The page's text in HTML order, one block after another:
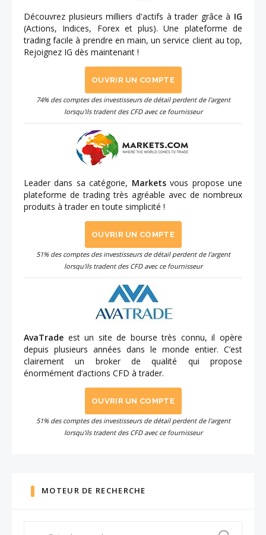
Découvrez plusieurs milliers d'actifs à trader grâce à IG
(Actions, Indices, Forex et plus). Une plateforme de
trading facile à prendre en main, un service client au top,
Rejoignez IG dès maintenant !
OUVRIR UN COMPTE
74% des comptes des investisseurs de détail perdent de l'argent
lorsqu'ils tradent des CFD avec ce fournisseur
Leader dans sa catégorie, Marketsvous propose une
plateforme de trading très agréable avec de nombreux
produits à trader en toute simplicité !
OUVRIR UN COMPTE
51% des comptes des investisseurs de détail perdent de l'argent
lorsqu'ils tradent des CFD avec ce fournisseur
AvaTrade est un site de bourse très connu, il opère
depuis plusieurs années dans le monde entier. C’est
clairement un broker de qualité qui propose
énormément d’actions CFD à trader.
OUVRIR UN COMPTE
51% des comptes des investisseurs de détail perdent de l'argent
lorsqu'ils tradent des CFD avec ce fournisseur
MOTEUR DE RECHERCHE